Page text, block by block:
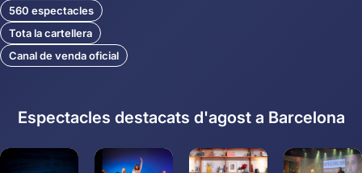
560 espectacles
Tota la cartellera
Canal de venda oficial
Espectacles destacats d'agost a Barcelona